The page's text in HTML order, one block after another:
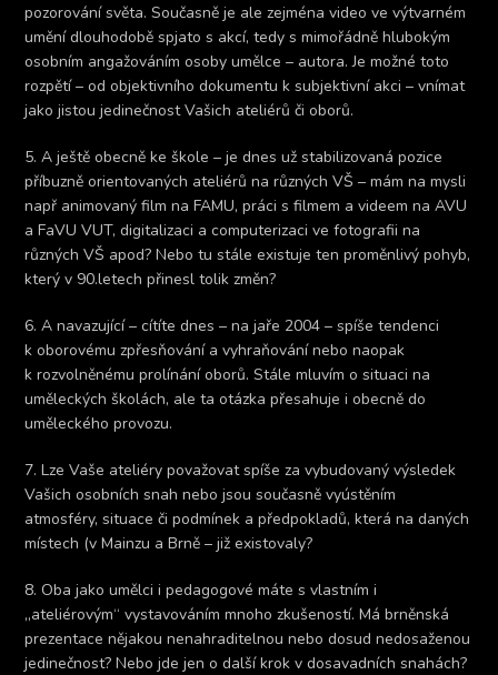
pozorování světa. Současně je ale zejména video ve výtvarném
umění dlouhodobě spjato s akcí, tedy s mimořádně hlubokým
osobním angažováním osoby umělce – autora. Je možné toto
rozpětí – od objektivního dokumentu k subjektivní akci – vnímat
jako jistou jedinečnost Vašich ateliérů či oborů.
5. A ještě obecně ke škole – je dnes už stabilizovaná pozice
příbuzně orientovaných ateliérů na různých VŠ – mám na mysli
např animovaný film na FAMU, práci s filmem a videem na AVU
a FaVU VUT, digitalizaci a computerizaci ve fotografii na
různých VŠ apod? Nebo tu stále existuje ten proměnlivý pohyb,
který v 90.letech přinesl tolik změn?
6. A navazující – cítíte dnes – na jaře 2004 – spíše tendenci
k oborovému zpřesňování a vyhraňování nebo naopak
k rozvolněnému prolínání oborů. Stále mluvím o situaci na
uměleckých školách, ale ta otázka přesahuje i obecně do
uměleckého provozu.
7. Lze Vaše ateliéry považovat spíše za vybudovaný výsledek
Vašich osobních snah nebo jsou současně vyústěním
atmosféry, situace či podmínek a předpokladů, která na daných
místech (v Mainzu a Brně – již existovaly?
8. Oba jako umělci i pedagogové máte s vlastním i
„ateliérovým“ vystavováním mnoho zkušeností. Má brněnská
prezentace nějakou nenahraditelnou nebo dosud nedosaženou
jedinečnost? Nebo jde jen o další krok v dosavadních snahách?